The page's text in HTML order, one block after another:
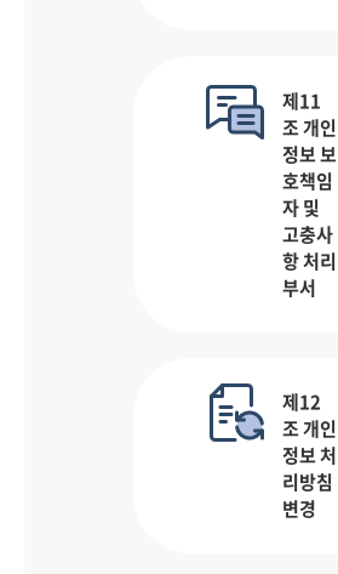
제11
조 개인
정보 보
호책임
자 및
고충사
항 처리
부서
제12
조 개인
정보 처
리방침
변경